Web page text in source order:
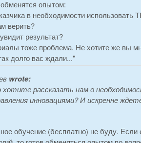
опытом:
в необходимости использовать
верить?
результат?
тоже проблема. Не хотите же вы
долго вас ждали..."
wrote:
рассказать нам о
инновациями? И искренне
обучение (бесплатно) не буду.